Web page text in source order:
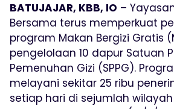
BATUJAJAR, KBB, IO –
Bersama terus memperkuat
program Makan Bergizi Gratis
pengelolaan 10 dapur Satuan
Pemenuhan Gizi (SPPG).
melayani sekitar 25 ribu
setiap hari di sejumlah